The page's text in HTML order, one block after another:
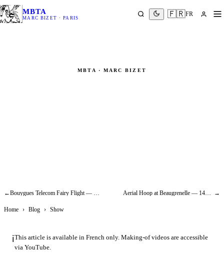
MBTA
MARC BIZET · PARIS 🇫🇷FR
MBTA · MARC BIZET
← Aerial Hoop at Beaugrenelle — 14m Suspended Bridge, Paris Christmas Event →
Home › Blog › Show
ℹ️This article is available in French only. Making-of videos are accessible
via YouTube.